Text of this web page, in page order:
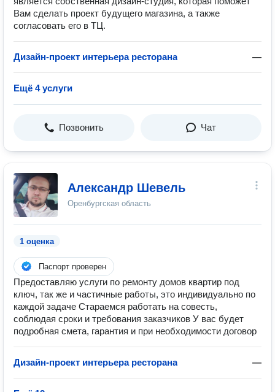
Вам сделать проект будущего магазина, а также
согласовать его в ТЦ.
Дизайн-проект интерьера ресторана —
Ещё 4 услуги
Позвонить Чат
Александр Шевель
Оренбургская область
1 оценка
Паспорт проверен
Предоставляю услуги по ремонту домов квартир под
ключ, так же и частичные работы, это индивидуально по
каждой задаче Стараемся работать на совесть,
соблюдая сроки и требования заказчиков У вас будет
подробная смета, гарантия и при необходимости договор
Дизайн-проект интерьера ресторана —